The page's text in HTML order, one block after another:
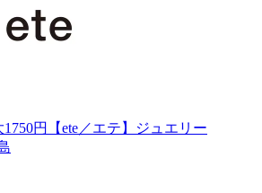
円【ete／エテ】ジュエリー